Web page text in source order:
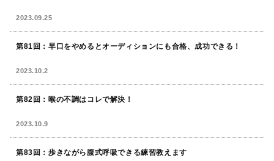
2023.09.25
第81回：早口をやめるとオーディションにも合格、成功できる！
2023.10.2
第82回：喉の不調はコレで解決！
2023.10.9
第83回：歩きながら腹式呼吸できる練習教えます